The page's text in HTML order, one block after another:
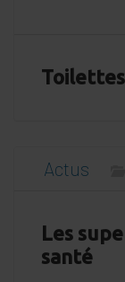
Toilettes
Actus
Les
santé